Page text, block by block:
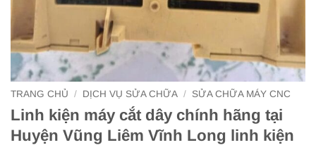
TRANG CHỦ / DỊCH VỤ SỬA CHỮA / SỬA CHỮA MÁY CNC
Linh kiện máy cắt dây chính hãng tại
Huyện Vũng Liêm Vĩnh Long linh kiện